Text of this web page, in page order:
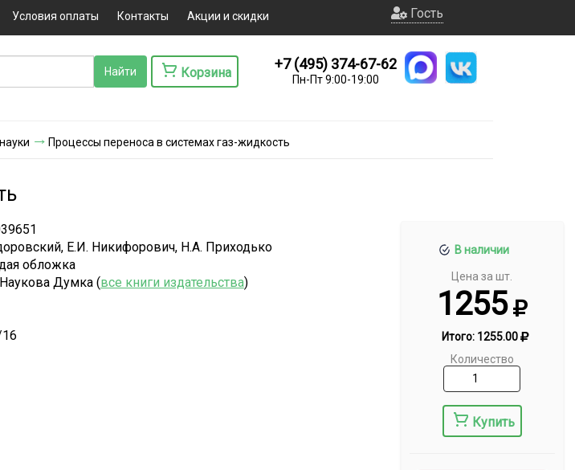
Условия оплаты Контакты Акции и скидки Гость
Корзина
+7 (495) 374-67-62
Пн-Пт 9:00-19:00
Процессы переноса в системах газ-жидкость
В наличии
Цена за шт.
1255
Итого: 1255.00
Количество
Купить
Е.И. Никифорович, Н.А. Приходько
обложка
Наукова Думка (все книги издательства)